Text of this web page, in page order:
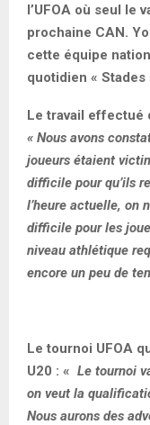
l’UFOA où seul le
prochaine CAN.
cette équipe
quotidien « Stades
Le travail effectué
« Nous avons
joueurs étaient
difficile pour qu’ils
l’heure actuelle, on
difficile pour les
niveau athlétique
encore un peu de
Le tournoi UFOA
U20 : « Le tournoi
on veut la
Nous aurons des